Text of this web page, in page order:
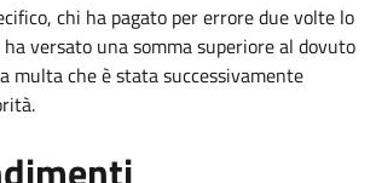
chi ha pagato per errore due volte lo
versato una somma superiore al dovuto
multa che è stata successivamente